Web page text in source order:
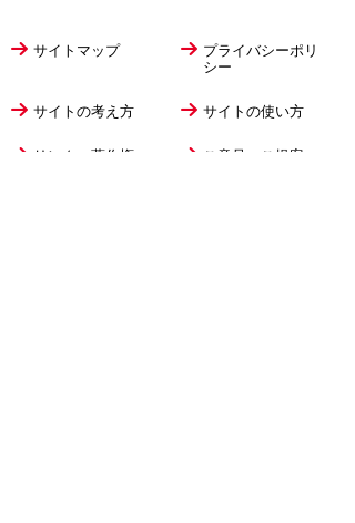
サイトマップ
プライバシーポリ
シー
サイトの考え方 サイトの使い方
リンク・著作権 ご意見・ご提案